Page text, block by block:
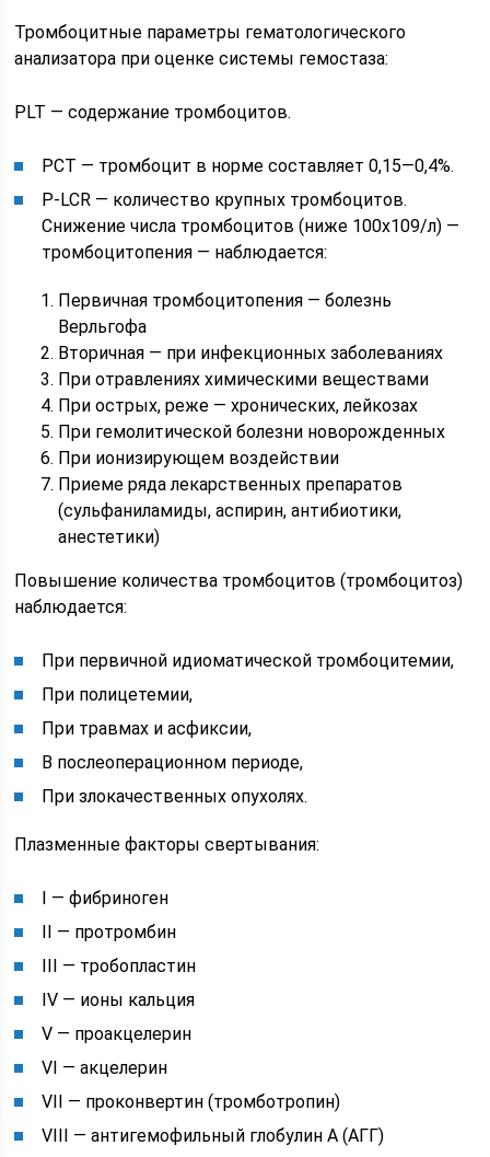
Тромбоцитные параметры гематологического
анализатора при оценке системы гемостаза:
PLT — содержание тромбоцитов.
РСТ — тромбоцит в норме составляет 0,15—0,4%.
P-LCR — количество крупных тромбоцитов.
Снижение числа тромбоцитов (ниже 100х109/л) —
тромбоцитопения — наблюдается:
Первичная тромбоцитопения — болезнь
Верльгофа
Вторичная — при инфекционных заболеваниях
При отравлениях химическими веществами
При острых, реже — хронических, лейкозах
При гемолитической болезни новорожденных
При ионизирующем воздействии
Приеме ряда лекарственных препаратов
(сульфаниламиды, аспирин, антибиотики,
анестетики)
Повышение количества тромбоцитов (тромбоцитоз)
наблюдается:
При первичной идиоматической тромбоцитемии,
При полицетемии,
При травмах и асфиксии,
В послеоперационном периоде,
При злокачественных опухолях.
Плазменные факторы свертывания:
I — фибриноген
II — протромбин
III — тробопластин
IV — ионы кальция
V — проакцелерин
VI — акцелерин
VII — проконвертин (тромботропин)
VIII — антигемофильный глобулин А (АГГ)